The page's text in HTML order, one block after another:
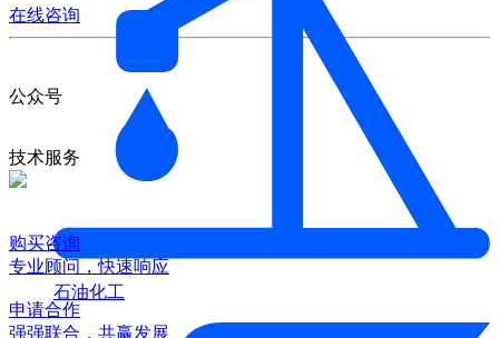
石油化工
在线咨询
公众号
技术服务
购买咨询
专业顾问，快速响应
申请合作
强强联合，共赢发展